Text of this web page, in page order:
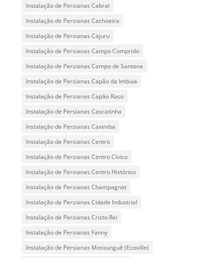
Instalação de Persianas Cabral
Instalação de Persianas Cachoeira
Instalação de Persianas Cajuru
Instalação de Persianas Campo Comprido
Instalação de Persianas Campo de Santana
Instalação de Persianas Capão da Imbuia
Instalação de Persianas Capão Raso
Instalação de Persianas Cascatinha
Instalação de Persianas Caximba
Instalação de Persianas Centro
Instalação de Persianas Centro Cívico
Instalação de Persianas Centro Histórico
Instalação de Persianas Champagnat
Instalação de Persianas Cidade Industrial
Instalação de Persianas Cristo Rei
Instalação de Persianas Fanny
Instalação de Persianas Mossunguê (Ecoville)